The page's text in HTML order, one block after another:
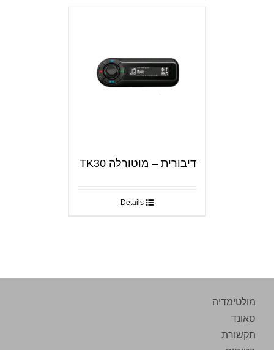
דיבורית – מוטורלה TK30
Details
מולטימדיה
סאונד
תקשורת